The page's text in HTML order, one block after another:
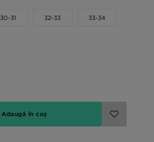
30-31 32-33 33-34
Adaugă în coș